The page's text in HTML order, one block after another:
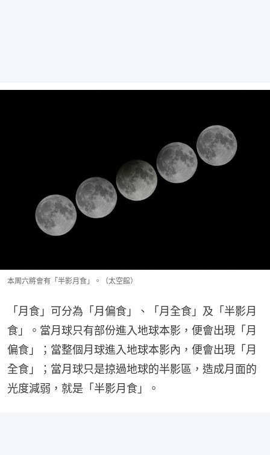
本周六將會有「半影月食」。（太空館）
「月食」可分為「月偏食」、「月全食」及「半影月
食」。當月球只有部份進入地球本影，便會出現「月
偏食」；當整個月球進入地球本影內，便會出現「月
全食」；當月球只是掠過地球的半影區，造成月面的
光度減弱，就是「半影月食」。